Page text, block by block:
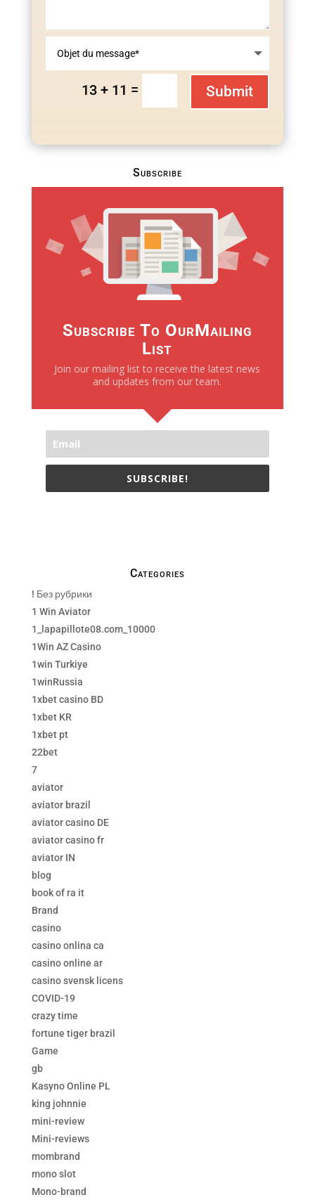
13 + 11 = Submit
Subscribe
Subscribe To OurMailing
List
Join our mailing list to receive the latest news
and updates from our team.
SUBSCRIBE!
Categories
! Без рубрики
1 Win Aviator
1_lapapillote08.com_10000
1Win AZ Casino
1win Turkiye
1winRussia
1xbet casino BD
1xbet KR
1xbet pt
22bet
7
aviator
aviator brazil
aviator casino DE
aviator casino fr
aviator IN
blog
book of ra it
Brand
casino
casino onlina ca
casino online ar
casino svensk licens
COVID-19
crazy time
fortune tiger brazil
Game
gb
Kasyno Online PL
king johnnie
mini-review
Mini-reviews
mombrand
mono slot
Mono-brand